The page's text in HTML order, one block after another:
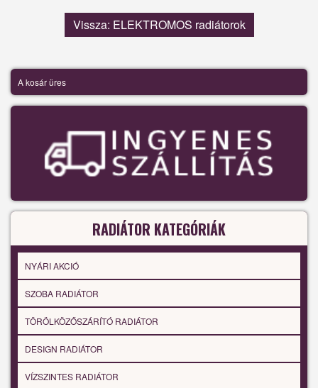
Vissza: ELEKTROMOS radiátorok
A kosár üres
RADIÁTOR KATEGÓRIÁK
NYÁRI AKCIÓ
SZOBA RADIÁTOR
TÖRÖLKÖZŐSZÁRÍTÓ RADIÁTOR
DESIGN RADIÁTOR
VÍZSZINTES RADIÁTOR